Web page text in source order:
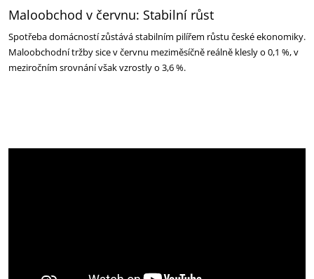
Maloobchod v červnu: Stabilní růst
Spotřeba domácností zůstává stabilním pilířem růstu české ekonomiky.
Maloobchodní tržby sice v červnu meziměsíčně reálně klesly o 0,1 %, v
meziročním srovnání však vzrostly o 3,6 %.